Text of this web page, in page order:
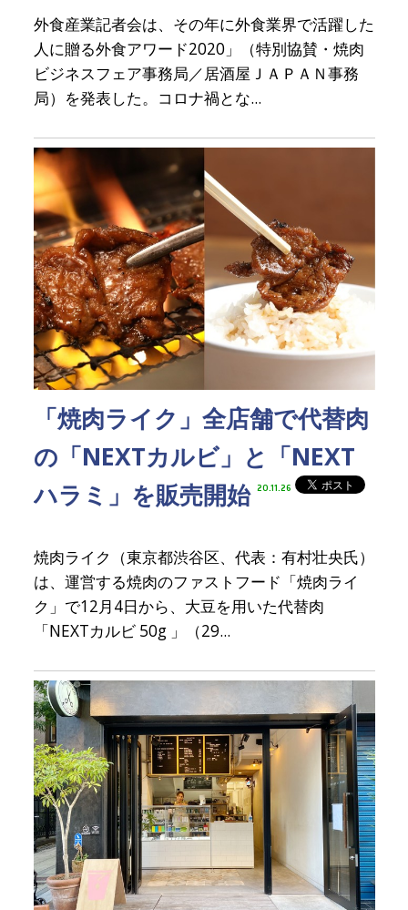
外食産業記者会は、その年に外食業界で活躍した
人に贈る外食アワード2020」（特別協賛・焼肉
ビジネスフェア事務局／居酒屋ＪＡＰＡＮ事務
局）を発表した。コロナ禍とな...
「焼肉ライク」全店舗で代替肉
の「NEXTカルビ」と「NEXT
ハラミ」を販売開始 20.11.26
焼肉ライク（東京都渋谷区、代表：有村壮央氏）
は、運営する焼肉のファストフード「焼肉ライ
ク」で12月4日から、大豆を用いた代替肉
「NEXTカルビ 50g 」（29...